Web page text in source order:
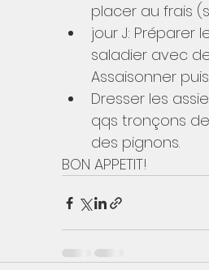
placer au frais
jour J: Préparer
saladier avec
Assaisonner
Dresser les
qqs tronçons
des pignons.
BON APPETIT!